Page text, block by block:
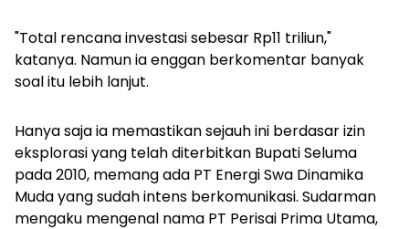
"Total rencana investasi sebesar Rp11 triliun,"
katanya. Namun ia enggan berkomentar banyak
soal itu lebih lanjut.
Hanya saja ia memastikan sejauh ini berdasar izin
eksplorasi yang telah diterbitkan Bupati Seluma
pada 2010, memang ada PT Energi Swa Dinamika
Muda yang sudah intens berkomunikasi. Sudarman
mengaku mengenal nama PT Perisai Prima Utama,